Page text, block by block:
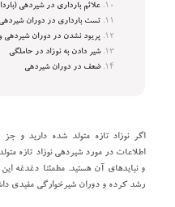
علائم بارداری در شیردهی
تست بارداری در دوران شیردهی
پریود نشدن در دوران شیردهی و
شیر دادن به نوزاد در حاملگی
ضعف در دوران شیردهی
اگر نوزاد تازه متولد شده دارید و
اطلاعات در مورد شیردهی نوزاد تازه
و نباید‌های آن هستید. مطمئنا دغدغه
رشد کرده و دوران شیرخوارگی مفیدی